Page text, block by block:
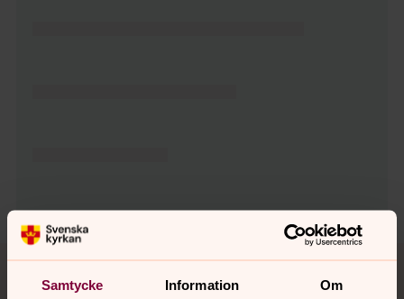
Samtycke Information Om
Tillbaka till toppen
Tillbaka till innehållet